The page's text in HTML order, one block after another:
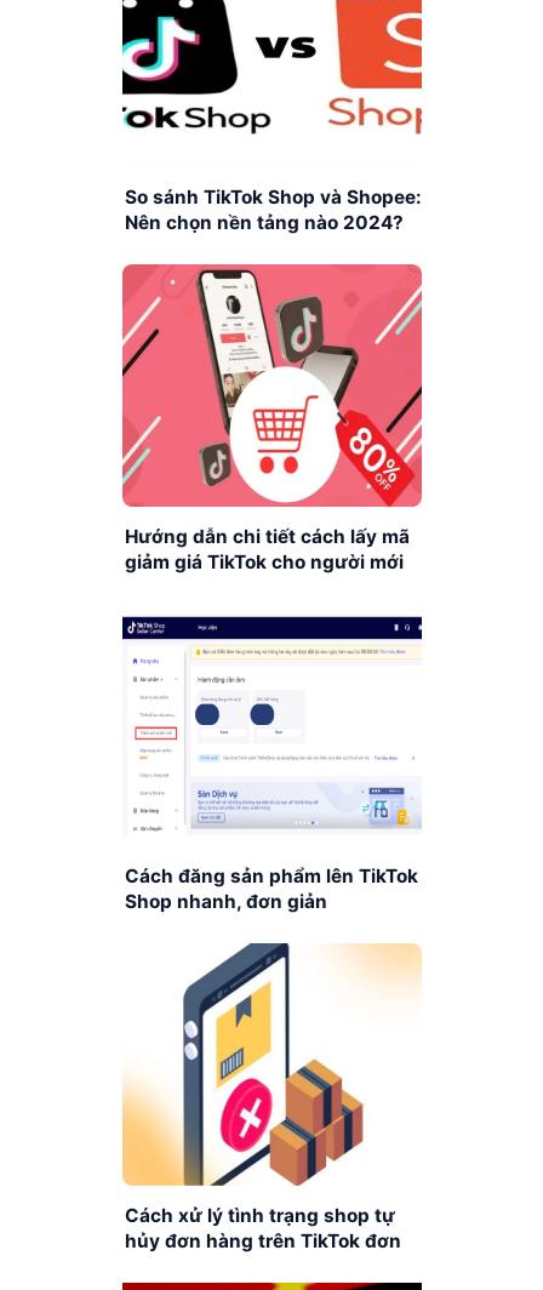
So sánh TikTok Shop và Shopee:
Nên chọn nền tảng nào 2024?
Hướng dẫn chi tiết cách lấy mã
giảm giá TikTok cho người mới
Cách đăng sản phẩm lên TikTok
Shop nhanh, đơn giản
Cách xử lý tình trạng shop tự
hủy đơn hàng trên TikTok đơn